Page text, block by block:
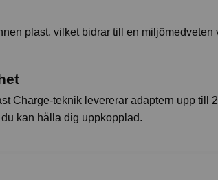
plast, vilket bidrar till en miljömedveten
Charge-teknik levererar adaptern upp till
kan hålla dig uppkopplad.